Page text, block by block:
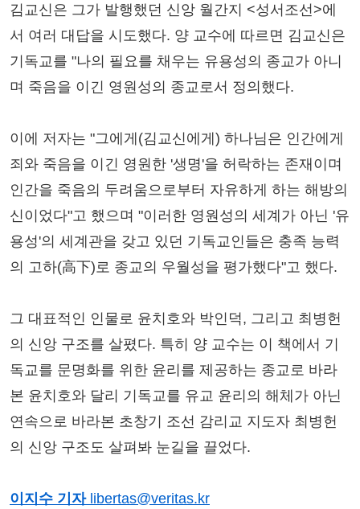
김교신은 그가 발행했던 신앙 월간지 <성서조선>에
서 여러 대답을 시도했다. 양 교수에 따르면 김교신은
기독교를 "나의 필요를 채우는 유용성의 종교가 아니
며 죽음을 이긴 영원성의 종교로서 정의했다.
이에 저자는 "그에게(김교신에게) 하나님은 인간에게
죄와 죽음을 이긴 영원한 '생명'을 허락하는 존재이며
인간을 죽음의 두려움으로부터 자유하게 하는 해방의
신이었다"고 했으며 "이러한 영원성의 세계가 아닌 '유
용성'의 세계관을 갖고 있던 기독교인들은 충족 능력
의 고하(高下)로 종교의 우월성을 평가했다"고 했다.
그 대표적인 인물로 윤치호와 박인덕, 그리고 최병헌
의 신앙 구조를 살폈다. 특히 양 교수는 이 책에서 기
독교를 문명화를 위한 윤리를 제공하는 종교로 바라
본 윤치호와 달리 기독교를 유교 윤리의 해체가 아닌
연속으로 바라본 초창기 조선 감리교 지도자 최병헌
의 신앙 구조도 살펴봐 눈길을 끌었다.
이지수 기자 libertas@veritas.kr